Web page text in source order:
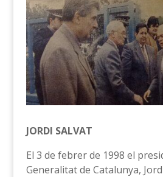
JORDI SALVAT
El 3 de febrer de 1998 el
Generalitat de Catalunya,